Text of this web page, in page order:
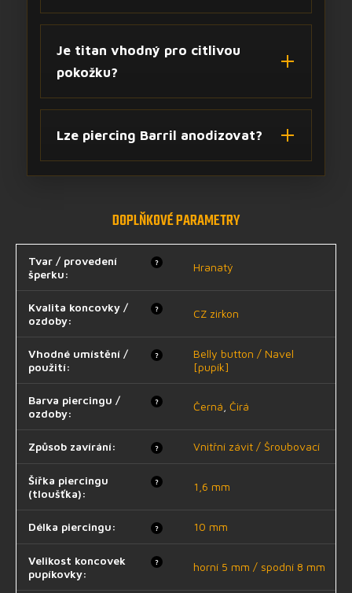
Je titan vhodný pro citlivou
pokožku?
Lze piercing Barril anodizovat?
DOPLŇKOVÉ PARAMETRY
?
Tvar / provedení
šperku:
Hranatý
?
Kvalita koncovky /
ozdoby:
CZ zirkon
?
Vhodné umístění /
použití:
Belly button / Navel
[pupík]
?
Barva piercingu /
ozdoby:
Černá Čirá
?
Způsob zavírání: Vnitřní závit / Šroubovací
?
Šířka piercingu
(tloušťka):
1,6 mm
?
Délka piercingu: 10 mm
?
Velikost koncovek
pupíkovky:
horní 5 mm / spodní 8 mm